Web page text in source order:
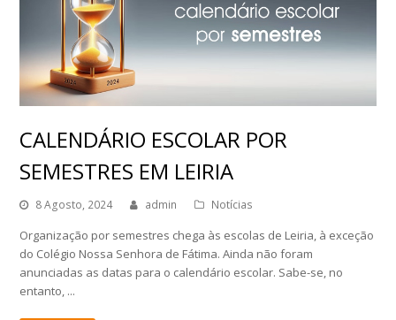
CALENDÁRIO ESCOLAR POR
SEMESTRES EM LEIRIA
8 Agosto, 2024 admin Notícias
Organização por semestres chega às escolas de Leiria, à exceção
do Colégio Nossa Senhora de Fátima. Ainda não foram
anunciadas as datas para o calendário escolar. Sabe-se, no
entanto, ...